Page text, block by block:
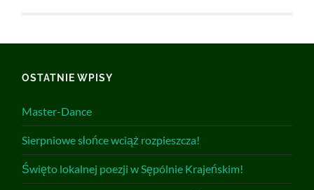
OSTATNIE WPISY
Master-Dance
Sierpniowe słońce wciąż rozpieszcza!
Święto lokalnej poezji w Sępólnie Krajeńskim!